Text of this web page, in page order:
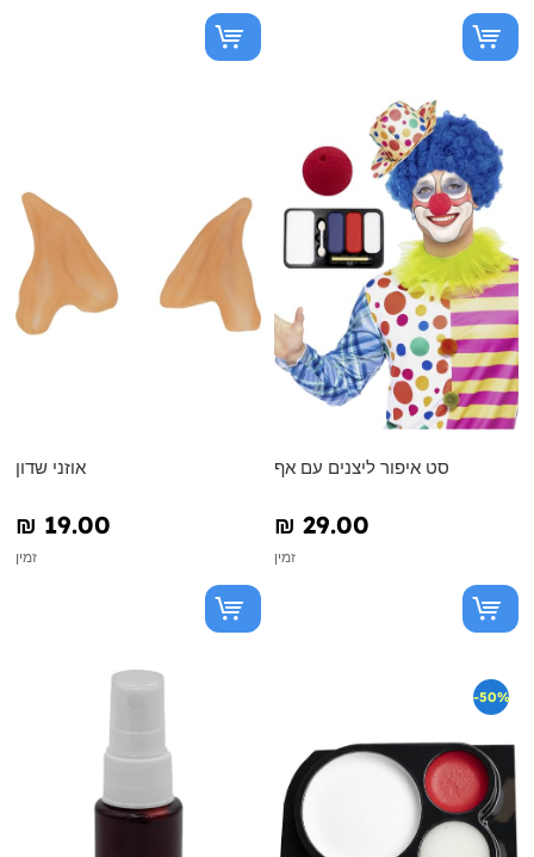
אוזני שדון
₪‎ 19.00
זמין
סט איפור ליצנים עם אף
₪‎ 29.00
זמין
-50%